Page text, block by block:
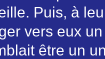
Puis, à
vers eux
être un